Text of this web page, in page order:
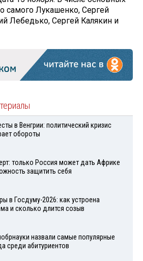
самого Лукашенко, Сергей
Лебедько, Сергей Калякин и
в Венгрии: политический кризис
обороты
только Россия может дать Африке
защитить себя
в Госдуму-2026: как устроена
и сколько длится созыв
назвали самые популярные
среди абитуриентов